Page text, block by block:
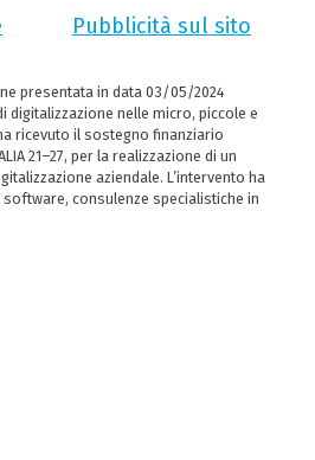
Pubblicità sul sito
presentata in data 03/05/2024
digitalizzazione nelle micro, piccole e
ricevuto il sostegno finanziario
21–27, per la realizzazione di un
aziendale. L’intervento ha
consulenze specialistiche in